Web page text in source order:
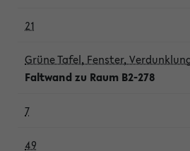
21
Grüne Tafel, Fenster,
Faltwand zu Raum B2-278
7
49